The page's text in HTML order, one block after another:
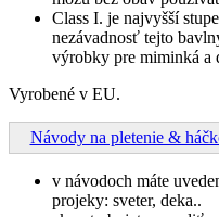
Class I. je najvyšší
nezávadnosť tejto
výrobky pre miminká a
Vyrobené v EU.
Návody na pletenie &
v návodoch máte
projeky: sveter, deka..